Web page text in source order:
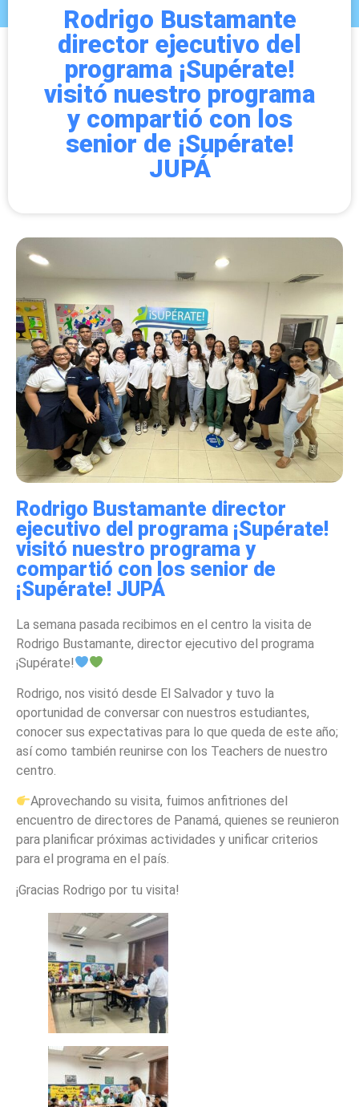
Rodrigo Bustamante
director ejecutivo del
programa ¡Supérate!
visitó nuestro programa
y compartió con los
senior de ¡Supérate!
JUPÁ
Rodrigo Bustamante director
ejecutivo del programa ¡Supérate!
visitó nuestro programa y
compartió con los senior de
¡Supérate! JUPÁ
La semana pasada recibimos en el centro la visita de
Rodrigo Bustamante, director ejecutivo del programa
¡Supérate!
Rodrigo, nos visitó desde El Salvador y tuvo la
oportunidad de conversar con nuestros estudiantes,
conocer sus expectativas para lo que queda de este año;
así como también reunirse con los Teachers de nuestro
centro.
Aprovechando su visita, fuimos anfitriones del
encuentro de directores de Panamá, quienes se reunieron
para planificar próximas actividades y unificar criterios
para el programa en el país.
¡Gracias Rodrigo por tu visita!